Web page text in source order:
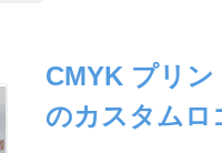
CMYK プリン
のカスタムロ